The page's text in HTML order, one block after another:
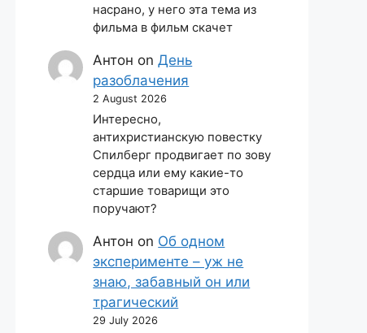
насрано, у него эта тема из
фильма в фильм скачет
Антон onДень
разоблачения
2 August 2026
Интересно,
антихристианскую повестку
Спилберг продвигает по зову
сердца или ему какие-то
старшие товарищи это
поручают?
Антон on Об одном
эксперименте – уж не
знаю, забавный он или
трагический
29 July 2026